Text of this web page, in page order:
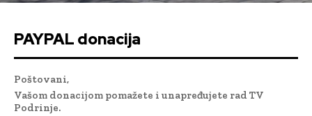
PAYPAL donacija
Poštovani,
Vašom donacijom pomažete i unapređujete rad TV
Podrinje.